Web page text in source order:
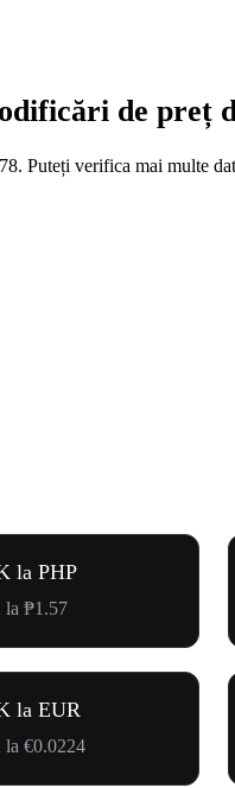
de preț
Puteți verifica mai multe
la PHP
la ₱1.57
la EUR
la €0.0224